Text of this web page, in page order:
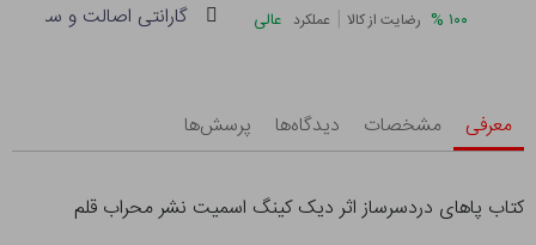
۱۰۰ % رضایت از کالا | عملکرد عالی گارانتی اصالت و سلامت
معرفی مشخصات دیدگاه‌ها پرسش‌ها
کتاب پاهای دردسرساز اثر دیک کینگ اسمیت نشر محراب قلم